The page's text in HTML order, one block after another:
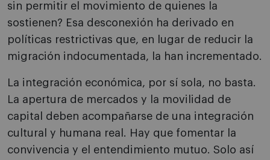
sin permitir el movimiento de quienes la
sostienen? Esa desconexión ha derivado en
políticas restrictivas que, en lugar de reducir la
migración indocumentada, la han incrementado.
La integración económica, por sí sola, no basta.
La apertura de mercados y la movilidad de
capital deben acompañarse de una integración
cultural y humana real. Hay que fomentar la
convivencia y el entendimiento mutuo. Solo así